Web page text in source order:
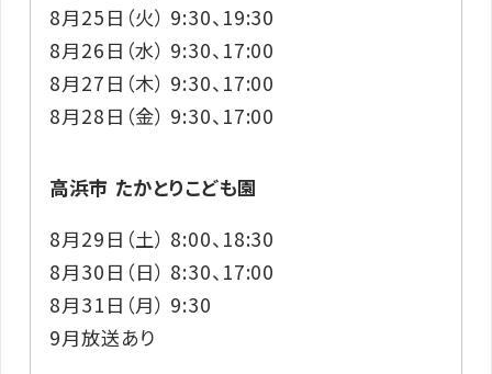
8月25日（火） 9:30、19:30
8月26日（水） 9:30、17:00
8月27日（木） 9:30、17:00
8月28日（金） 9:30、17:00
高浜市 たかとりこども園
8月29日（土） 8:00、18:30
8月30日（日） 8:30、17:00
8月31日（月） 9:30
9月放送あり